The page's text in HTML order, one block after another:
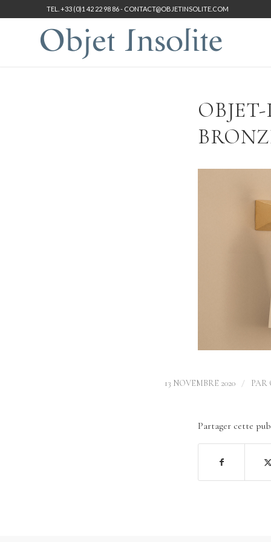
TEL. +33 (0)1 42 22 98 86 - CONTACT@OBJETINSOLITE.COM
13 NOVEMBRE 2020 / PAR
Partager cette